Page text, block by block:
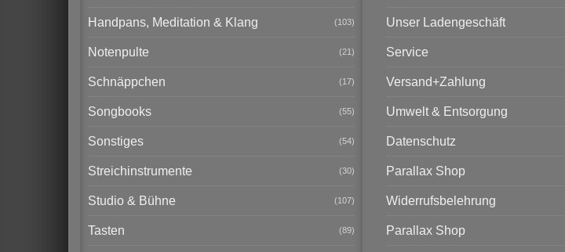
Handpans, Meditation & Klang (103)
Notenpulte (21)
Schnäppchen (17)
Songbooks (55)
Sonstiges (54)
Streichinstrumente (30)
Studio & Bühne (107)
Tasten (89)
Unser Ladengeschäft
Service
Versand+Zahlung
Umwelt & Entsorgung
Datenschutz
Parallax Shop
Widerrufsbelehrung
Parallax Shop